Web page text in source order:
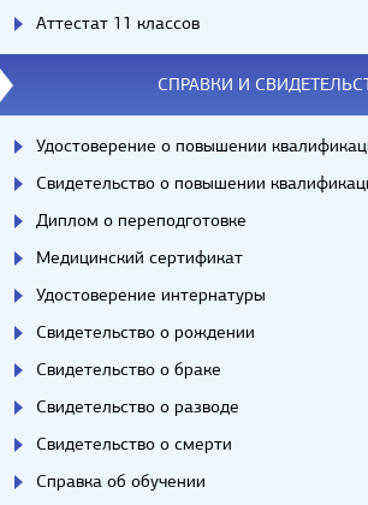
Аттестат 11 классов
СПРАВКИ И
Удостоверение о повышении
Свидетельство о повышении
Диплом о переподготовке
Медицинский сертификат
Удостоверение интернатуры
Свидетельство о рождении
Свидетельство о браке
Свидетельство о разводе
Свидетельство о смерти
Справка об обучении